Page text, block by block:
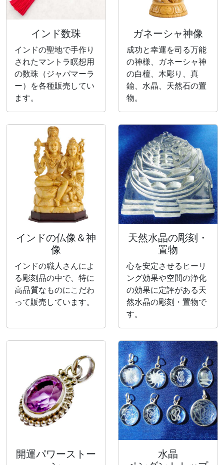
インド数珠
インドの聖地で手作り
されたマントラ瞑想用
の数珠（ジャパマーラ
ー）を各種販売してい
ます。
ガネーシャ神像
成功と幸運を司る万能
の神様、ガネーシャ神
の白檀、木彫り、真
鍮、水晶、天然石の置
物。
インドの仏像＆神
像
インドの職人さんによ
る彫刻品の中で、特に
高品質なものにこだわ
って販売しています。
天然水晶の彫刻・
置物
心を安定させるヒーリ
ング効果や空間の浄化
の効果に定評がある天
然水晶の彫刻・置物で
す。
開運パワーストー
水晶